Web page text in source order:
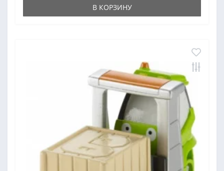
В КОРЗИНУ